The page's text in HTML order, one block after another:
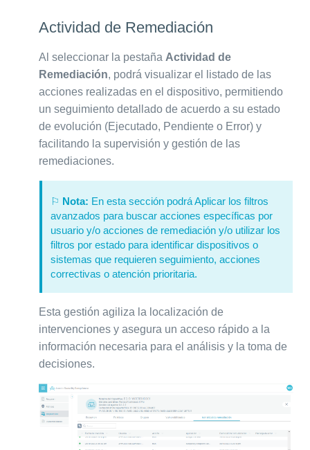
Actividad de Remediación
Al seleccionar la pestaña Actividad de
Remediación, podrá visualizar el listado de las
acciones realizadas en el dispositivo, permitiendo
un seguimiento detallado de acuerdo a su estado
de evolución (Ejecutado, Pendiente o Error) y
facilitando la supervisión y gestión de las
remediaciones.
⚐ Nota: En esta sección podrá Aplicar los filtros
avanzados para buscar acciones específicas por
usuario y/o acciones de remediación y/o utilizar los
filtros por estado para identificar dispositivos o
sistemas que requieren seguimiento, acciones
correctivas o atención prioritaria.
Esta gestión agiliza la localización de
intervenciones y asegura un acceso rápido a la
información necesaria para el análisis y la toma de
decisiones.